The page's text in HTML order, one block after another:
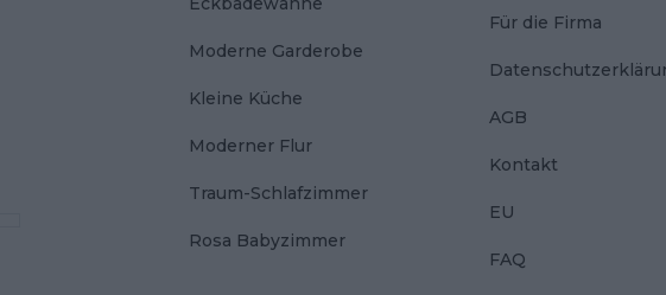
Moderne Garderobe
Kleine Küche
Moderner Flur
Traum-Schlafzimmer
Rosa Babyzimmer
Für die Firma
AGB
Kontakt
EU
FAQ